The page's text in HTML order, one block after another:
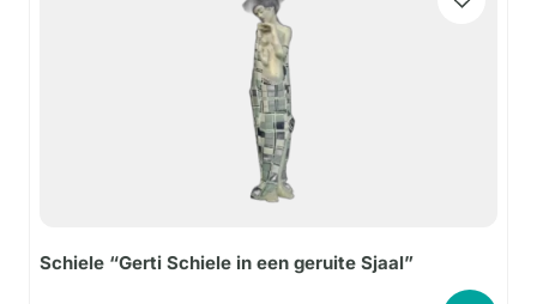
Schiele “Gerti Schiele in een geruite Sjaal”